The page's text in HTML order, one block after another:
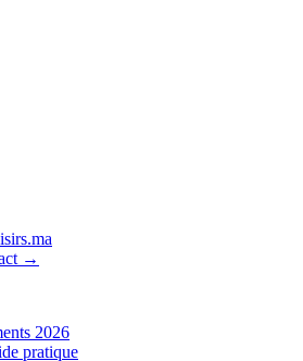
→
2026
pratique